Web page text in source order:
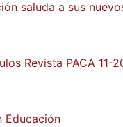
saluda a sus
Revista PACA 11-
Educación